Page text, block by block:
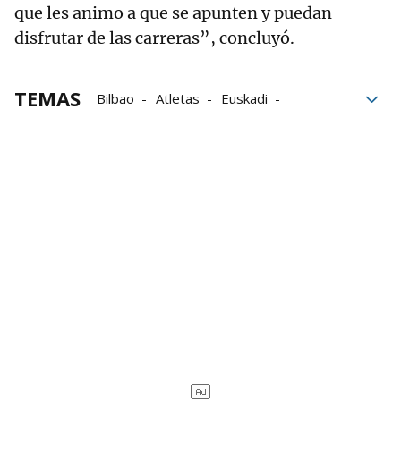
que les animo a que se apunten y puedan
disfrutar de las carreras”, concluyó.
TEMAS Bilbao Atletas
Euskadi